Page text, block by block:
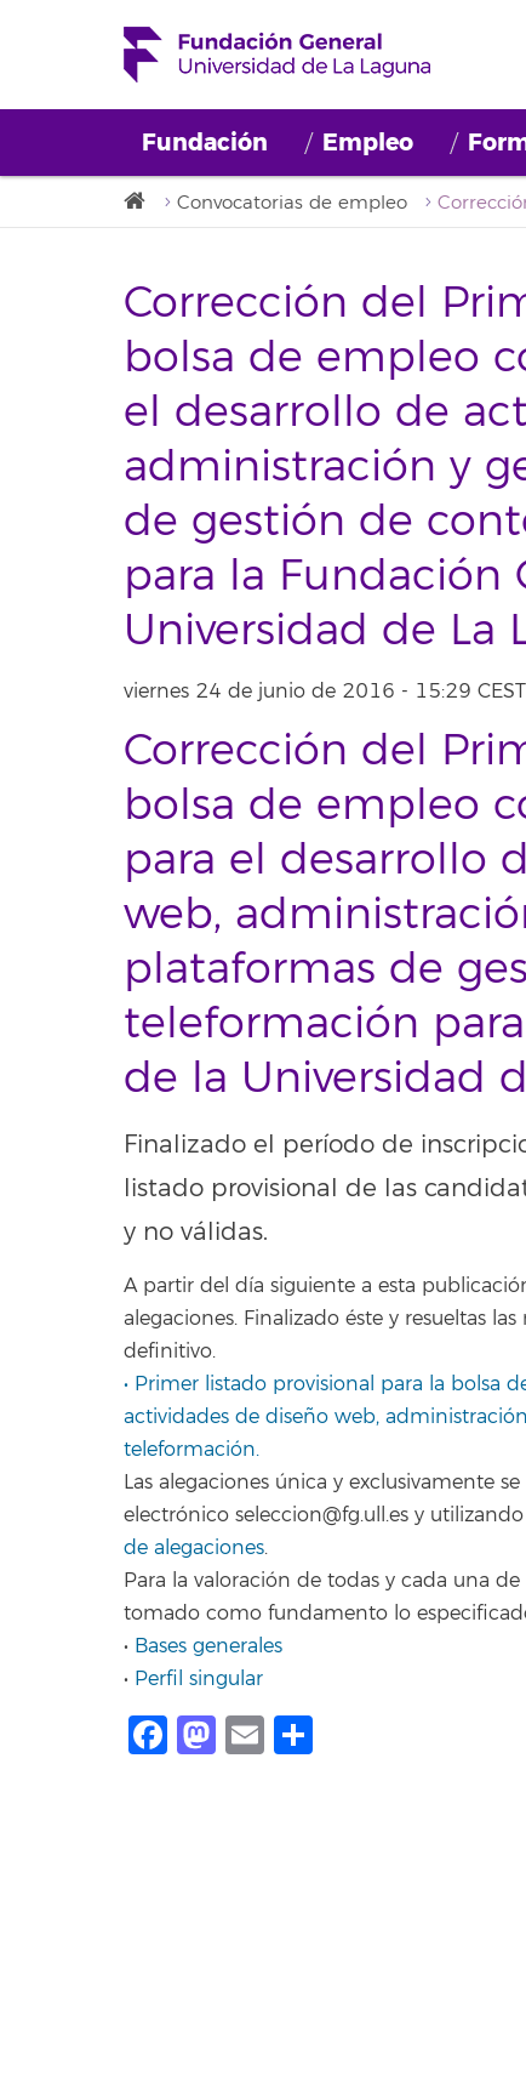
Fundación Empleo
Convocatorias de empleo
Corrección del
bolsa de empleo
el desarrollo de
administración y
de gestión de
para la Fundación
Universidad de La
viernes 24 de junio de 2016 - 15:29 CEST
Corrección del
bolsa de empleo
para el desarrollo
web,
plataformas de
teleformación
de la Universidad
Finalizado el período de
listado provisional de las
y no válidas.
A partir del día siguiente a esta
alegaciones. Finalizado éste y resueltas
definitivo.
• Primer listado provisional para la bolsa
actividades de diseño web,
teleformación.
Las alegaciones única y exclusivamente
electrónico seleccion@fg.ull.es y
de alegaciones.
Para la valoración de todas y cada una
tomado como fundamento lo
• Bases generales
• Perfil singular
Facebook
Mastodon
Email